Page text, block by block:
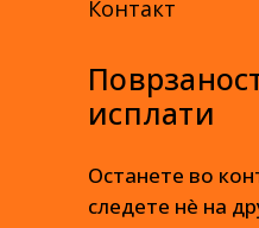
Контакт
исплати
Останете во
следете нè на